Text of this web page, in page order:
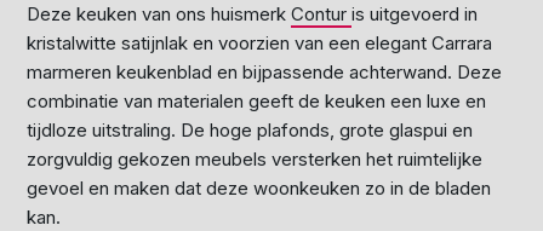
Deze keuken van ons huismerkConturis uitgevoerd in
kristalwitte satijnlak en voorzien van een elegant Carrara
marmeren keukenblad en bijpassende achterwand. Deze
combinatie van materialen geeft de keuken een luxe en
tijdloze uitstraling. De hoge plafonds, grote glaspui en
zorgvuldig gekozen meubels versterken het ruimtelijke
gevoel en maken dat deze woonkeuken zo in de bladen
kan.